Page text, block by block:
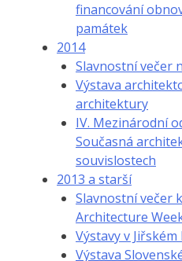
financování
památek
2014
Slavnostní večer
Výstava
architektury
IV. Mezinárodní
Současná
souvislostech
2013 a starší
Slavnostní večer
Architecture
Výstavy v
Výstava